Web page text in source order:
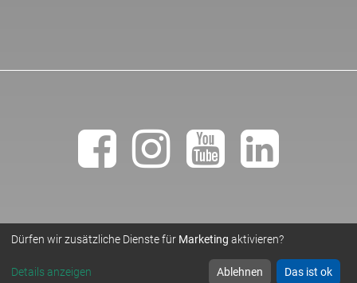
Dürfen wir zusätzliche Dienste für Marketing aktivieren?
Details anzeigen Ablehnen Das ist ok